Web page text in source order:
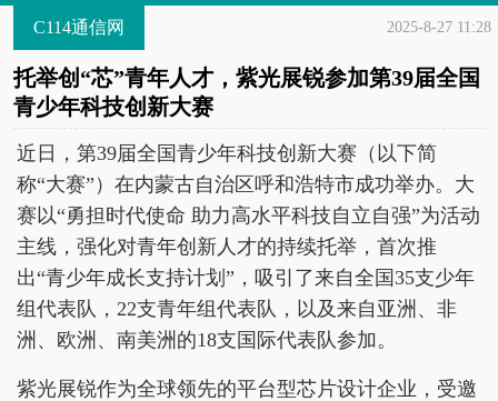
C114通信网 2025-8-27 11:28
托举创“芯”青年人才，紫光展锐参加第39届全国
青少年科技创新大赛
近日，第39届全国青少年科技创新大赛（以下简
称“大赛”）在内蒙古自治区呼和浩特市成功举办。大
赛以“勇担时代使命 助力高水平科技自立自强”为活动
主线，强化对青年创新人才的持续托举，首次推
出“青少年成长支持计划”，吸引了来自全国35支少年
组代表队，22支青年组代表队，以及来自亚洲、非
洲、欧洲、南美洲的18支国际代表队参加。
紫光展锐作为全球领先的平台型芯片设计企业，受邀